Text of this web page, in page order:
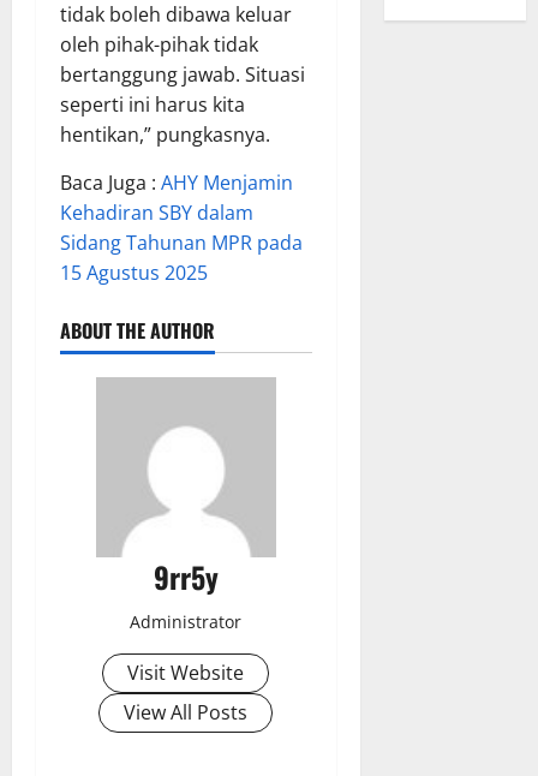
tidak boleh dibawa keluar
oleh pihak-pihak tidak
bertanggung jawab. Situasi
seperti ini harus kita
hentikan,” pungkasnya.
Baca Juga : AHY Menjamin
Kehadiran SBY dalam
Sidang Tahunan MPR pada
15 Agustus 2025
ABOUT THE AUTHOR
9rr5y
Administrator
Visit Website
View All Posts